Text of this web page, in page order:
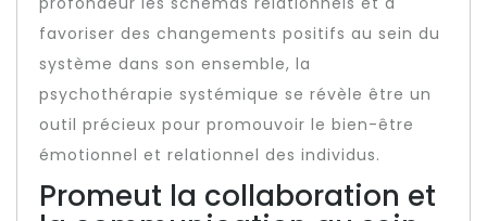
favoriser des changements positifs au sein du
système dans son ensemble, la
psychothérapie systémique se révèle être un
outil précieux pour promouvoir le bien-être
émotionnel et relationnel des individus.
Promeut la collaboration et